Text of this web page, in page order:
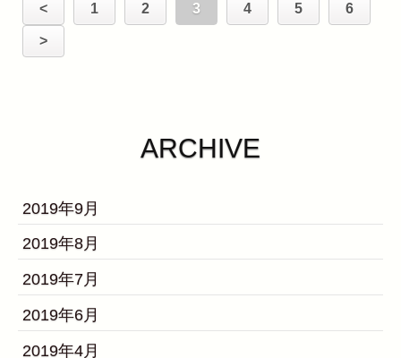
< 1 2 3 4 5 6
>
ARCHIVE
2019年9月
2019年8月
2019年7月
2019年6月
2019年4月